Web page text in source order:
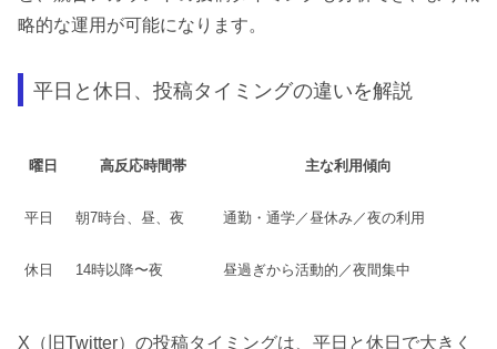
略的な運用が可能になります。
平日と休日、投稿タイミングの違いを解説
曜日 高反応時間帯 主な利用傾向
平日 朝7時台、昼、夜 通勤・通学／昼休み／夜の利用
休日 14時以降〜夜 昼過ぎから活動的／夜間集中
X（旧Twitter）の投稿タイミングは、平日と休日で大きく